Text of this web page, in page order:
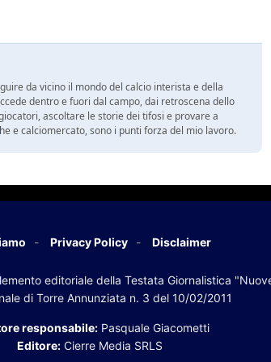
da vicino il mondo del calcio interista e della
dentro e fuori dal campo, dai retroscena dello
ascoltare le storie dei tifosi e provare a
e calciomercato, sono i punti forza del mio lavoro.
Privacy Policy Disclaimer
editoriale della Testata Giornalistica
di Torre Annunziata n. 3 del 10/02/2011
responsabile: Pasquale Giacometti
Editore: Cierre Media SRLS